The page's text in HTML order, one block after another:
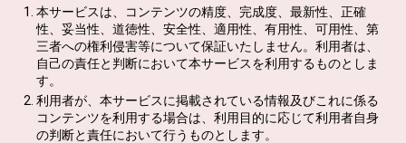
本サービスは、コンテンツの精度、完成度、最新性、正確
性、妥当性、道徳性、安全性、適用性、有用性、可用性、第
三者への権利侵害等について保証いたしません。利用者は、
自己の責任と判断において本サービスを利用するものとしま
す。
利用者が、本サービスに掲載されている情報及びこれに係る
コンテンツを利用する場合は、利用目的に応じて利用者自身
の判断と責任において行うものとします。